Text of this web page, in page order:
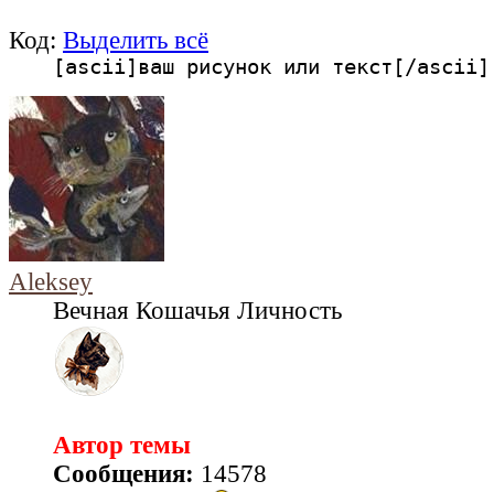
Код: Выделить всё
[ascii]ваш рисунок или текст[/ascii]
Aleksey
Вечная Кошачья Личность
Автор темы
Сообщения: 14578